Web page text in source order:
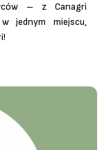
– z Canagri
jednym miejscu,